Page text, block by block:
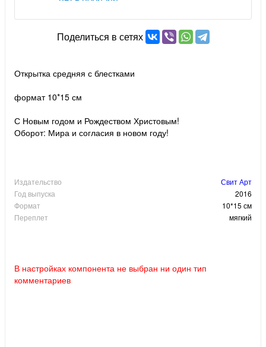
Поделиться в сетях
Открытка средняя с блестками
формат 10*15 см
С Новым годом и Рождеством Христовым!
Оборот: Мира и согласия в новом году!
Издательство
Свит Арт
Год выпуска
2016
Формат
10*15 см
Переплет
мягкий
В настройках компонента не выбран ни один тип
комментариев